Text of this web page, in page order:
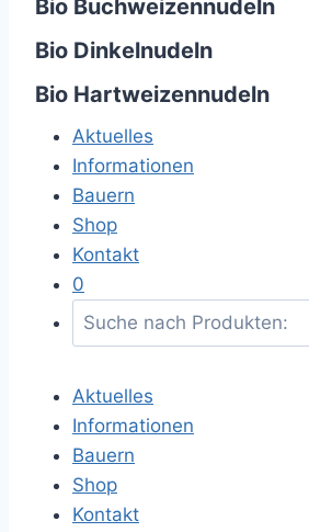
Bio Buchweizennudeln
Bio Dinkelnudeln
Bio Hartweizennudeln
Aktuelles
Informationen
Bauern
Shop
Kontakt
0
u
h
e
n
a
c
Aktuelles
Informationen
Bauern
Shop
Kontakt